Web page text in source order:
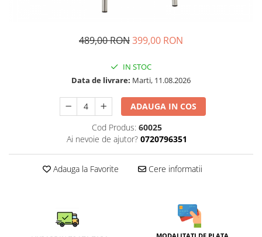
489,00 RON399,00 RON
IN STOC
Data de livrare: Marti, 11.08.2026
ADAUGA IN COS
Cod Produs: 60025
Ai nevoie de ajutor? 0720796351
Adauga la Favorite Cere informatii
MODALITATI DE PLATA